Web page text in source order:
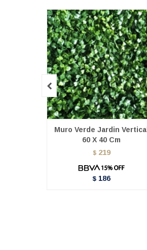
Muro Verde Jardin Vertical
60 X 40 Cm
$ 219
$ 186
